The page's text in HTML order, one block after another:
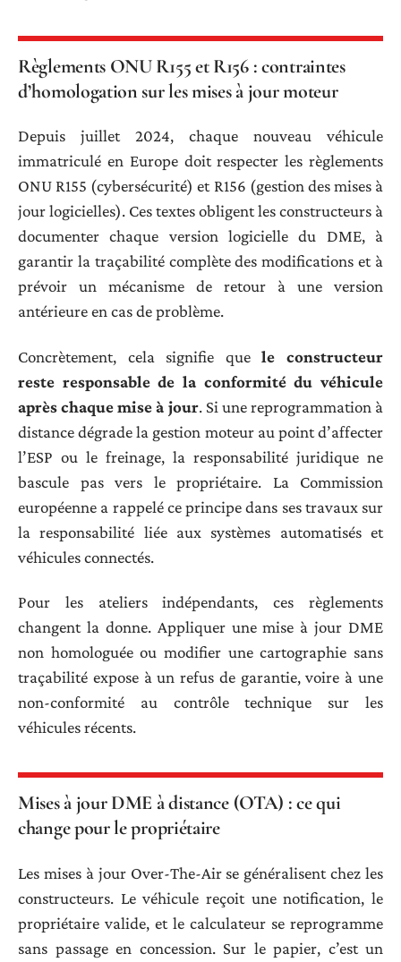
Règlements ONU R155 et R156 : contraintes
d’homologation sur les mises à jour moteur
Depuis juillet 2024, chaque nouveau véhicule
immatriculé en Europe doit respecter les règlements
ONU R155 (cybersécurité) et R156 (gestion des mises à
jour logicielles). Ces textes obligent les constructeurs à
documenter chaque version logicielle du DME, à
garantir la traçabilité complète des modifications et à
prévoir un mécanisme de retour à une version
antérieure en cas de problème.
Concrètement, cela signifie quele constructeur
reste responsable de la conformité du véhicule
après chaque mise à jour. Si une reprogrammation à
distance dégrade la gestion moteur au point d’affecter
l’ESP ou le freinage, la responsabilité juridique ne
bascule pas vers le propriétaire. La Commission
européenne a rappelé ce principe dans ses travaux sur
la responsabilité liée aux systèmes automatisés et
véhicules connectés.
Pour les ateliers indépendants, ces règlements
changent la donne. Appliquer une mise à jour DME
non homologuée ou modifier une cartographie sans
traçabilité expose à un refus de garantie, voire à une
non-conformité au contrôle technique sur les
véhicules récents.
Mises à jour DME à distance (OTA) : ce qui
change pour le propriétaire
Les mises à jour Over-The-Air se généralisent chez les
constructeurs. Le véhicule reçoit une notification, le
propriétaire valide, et le calculateur se reprogramme
sans passage en concession. Sur le papier, c’est un